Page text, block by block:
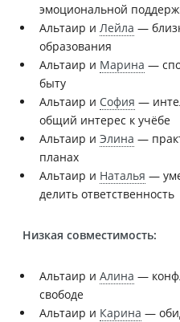
эмоциональной
Альтаир и Лейла —
образования
Альтаир и Марина —
быту
Альтаир и София —
общий интерес к учёбе
Альтаир и Элина —
планах
Альтаир и Наталья —
делить ответственность
Низкая совместимость:
Альтаир и Алина —
свободе
Альтаир и Карина —